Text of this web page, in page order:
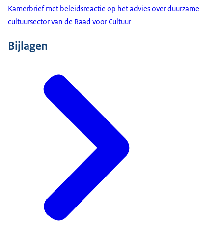
Kamerbrief met beleidsreactie op het advies over duurzame
cultuursector van de Raad voor Cultuur
Bijlagen